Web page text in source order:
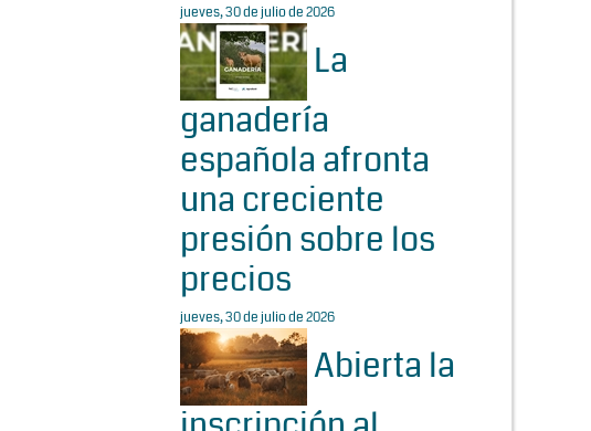
jueves, 30 de julio de 2026
La
ganadería
española afronta
una creciente
presión sobre los
precios
jueves, 30 de julio de 2026
Abierta la